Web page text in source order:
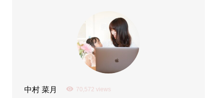
中村 菜月 70,572 views